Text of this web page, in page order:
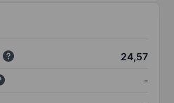
24,57
-